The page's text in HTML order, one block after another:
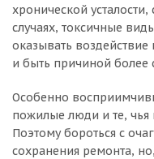
хронической
случаях, токсичные
оказывать
и быть причиной более
Особенно
пожилые люди и те, чья
Поэтому бороться с
сохранения ремонта,